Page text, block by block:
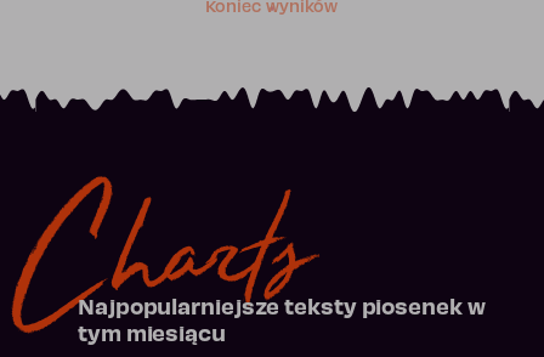
Koniec wyników
Charts
Najpopularniejsze teksty piosenek w
tym miesiącu